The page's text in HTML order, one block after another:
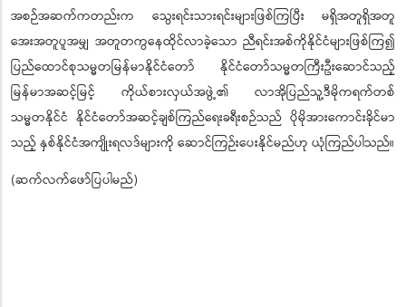
အစဉ်အဆက်ကတည်းက သွေးရင်းသားရင်းများဖြစ်ကြပြီး မရှိအတူရှိအတူ
အေးအတူပူအမျှ အတူတကွနေထိုင်လာခဲ့သော ညီရင်းအစ်ကိုနိုင်ငံများဖြစ်ကြ၍
ပြည်ထောင်စုသမ္မတမြန်မာနိုင်ငံတော် နိုင်ငံတော်သမ္မတကြီးဦးဆောင်သည့်
မြန်မာအဆင့်မြင့် ကိုယ်စားလှယ်အဖွဲ့၏ လာအိုပြည်သူ့ဒီမိုကရက်တစ်
သမ္မတနိုင်ငံ နိုင်ငံတော်အဆင့်ချစ်ကြည်ရေးခရီးစဉ်သည် ပိုမိုအားကောင်းခိုင်မာ
သည့် နှစ်နိုင်ငံအကျိုးရလဒ်များကို ဆောင်ကြဉ်းပေးနိုင်မည်ဟု ယုံကြည်ပါသည်။
(ဆက်လက်ဖော်ပြပါမည်)